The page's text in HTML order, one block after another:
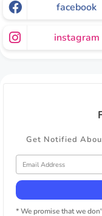
facebook
instagram
Get Notified
* We promise that we